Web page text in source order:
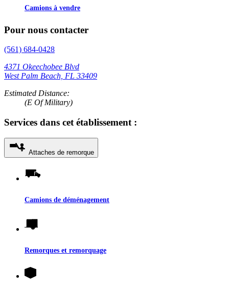
Camions à vendre
Pour nous contacter
(561) 684-0428
4371 Okeechobee Blvd
West Palm Beach, FL 33409
Estimated Distance:
(E Of Military)
Services dans cet établissement :
Attaches de remorque
Camions de déménagement
Remorques et remorquage